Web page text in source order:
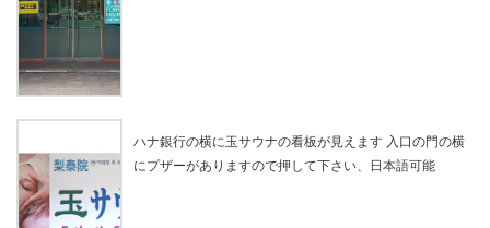
ハナ銀行の横に玉サウナの看板が見えます 入口の門の横
にプザーがありますので押して下さい、日本語可能